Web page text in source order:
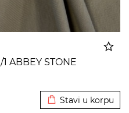
ABBEY STONE
Stavi u korpu